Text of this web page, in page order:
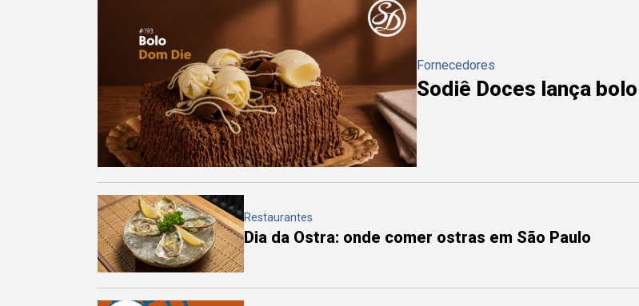
Fornecedores
Sodiê Doces lança
Restaurantes
Dia da Ostra: onde comer ostras em São Paulo